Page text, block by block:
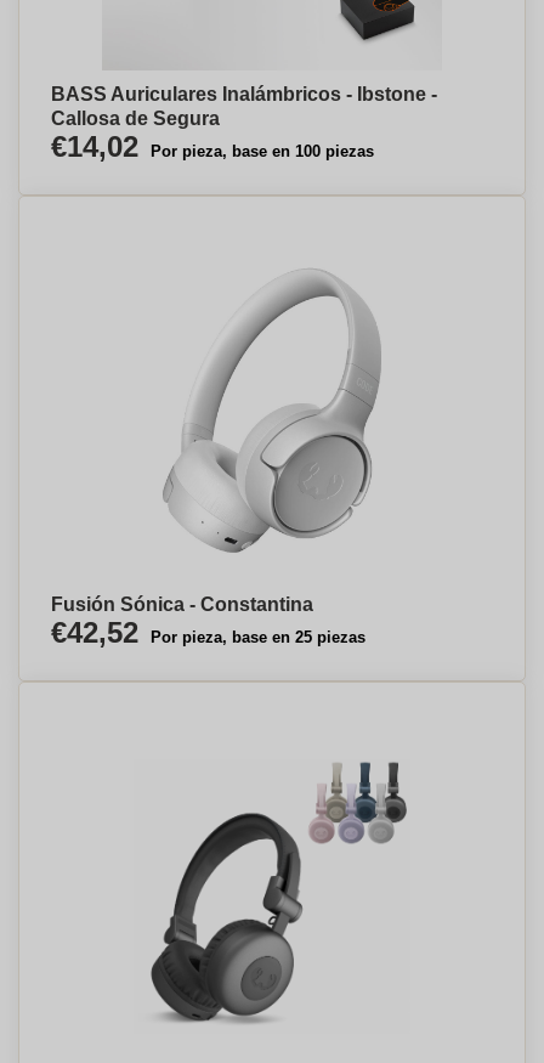
BASS Auriculares Inalámbricos - Ibstone -
Callosa de Segura
€14,02 Por pieza, base en 100 piezas
Fusión Sónica - Constantina
€42,52 Por pieza, base en 25 piezas